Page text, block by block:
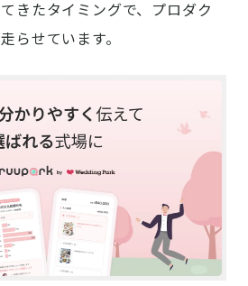
きたタイミングで、プロダク
らせています。